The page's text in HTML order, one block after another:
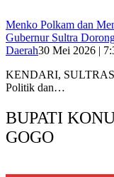
Menko Polkam dan
Gubernur Sultra
Daerah30 Mei 2026 |
KENDARI,
Politik dan…
BUPATI
GOGO